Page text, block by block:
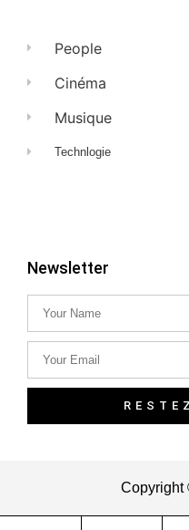
People
Cinéma
Musique
Technlogie
Newsletter
Copyright